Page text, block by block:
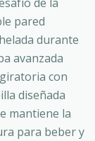
pared
durante
avanzada
con
diseñada
mantiene la
para beber y